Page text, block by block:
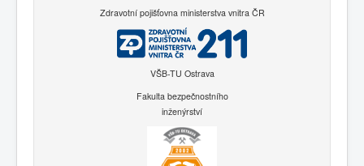
Zdravotní pojišťovna ministerstva vnitra ČR
VŠB-TU Ostrava
Fakulta bezpečnostního
inženýrství